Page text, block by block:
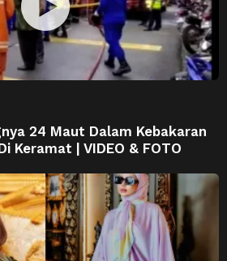
24 Maut Dalam Kebakaran
Keramat | VIDEO & FOTO